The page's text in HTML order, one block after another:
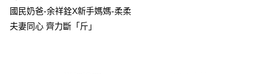
AFTEE先享後付是「在收到商品之後才付款」的支付方式。 讓您購物簡單
便利好安心！
ATM付款
國民奶爸-余祥銓X新手媽媽-柔柔
夫妻同心 齊力斷「斤」